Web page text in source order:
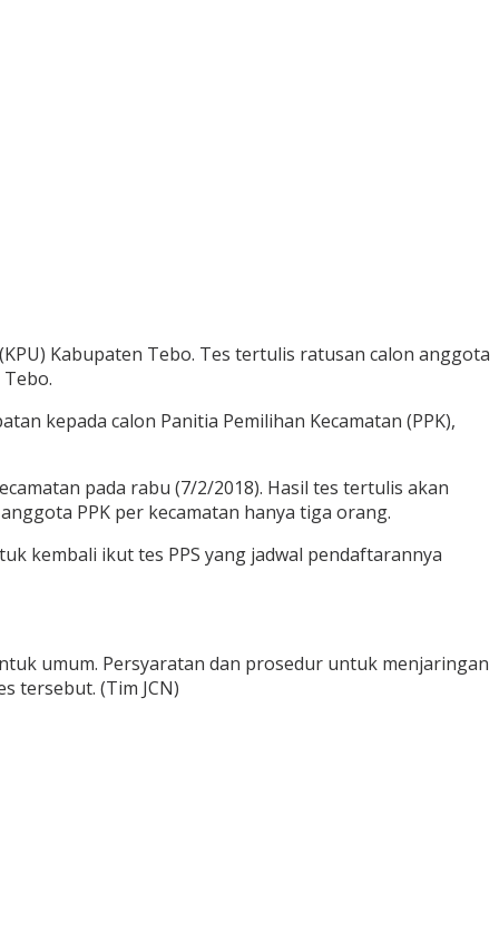
Kabupaten Tebo. Tes tertulis ratusan calon anggota
kepada calon Panitia Pemilihan Kecamatan (PPK),
pada rabu (7/2/2018). Hasil tes tertulis akan
PPK per kecamatan hanya tiga orang.
kembali ikut tes PPS yang jadwal pendaftarannya
umum. Persyaratan dan prosedur untuk menjaringan
tersebut. (Tim JCN)